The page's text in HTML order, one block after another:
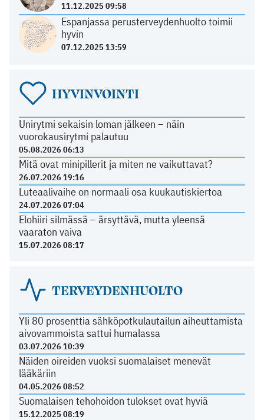
11.12.2025 09:58
Espanjassa perusterveydenhuolto toimii
hyvin
07.12.2025 13:59
HYVINVOINTI
Unirytmi sekaisin loman jälkeen – näin
vuorokausirytmi palautuu
05.08.2026 06:13
Mitä ovat minipillerit ja miten ne vaikuttavat?
26.07.2026 19:16
Luteaalivaihe on normaali osa kuukautiskiertoa
24.07.2026 07:04
Elohiiri silmässä – ärsyttävä, mutta yleensä
vaaraton vaiva
15.07.2026 08:17
TERVEYDENHUOLTO
Yli 80 prosenttia sähköpotkulautailun aiheuttamista
aivovammoista sattui humalassa
03.07.2026 10:39
Näiden oireiden vuoksi suomalaiset menevät
lääkäriin
04.05.2026 08:52
Suomalaisen tehohoidon tulokset ovat hyviä
15.12.2025 08:19